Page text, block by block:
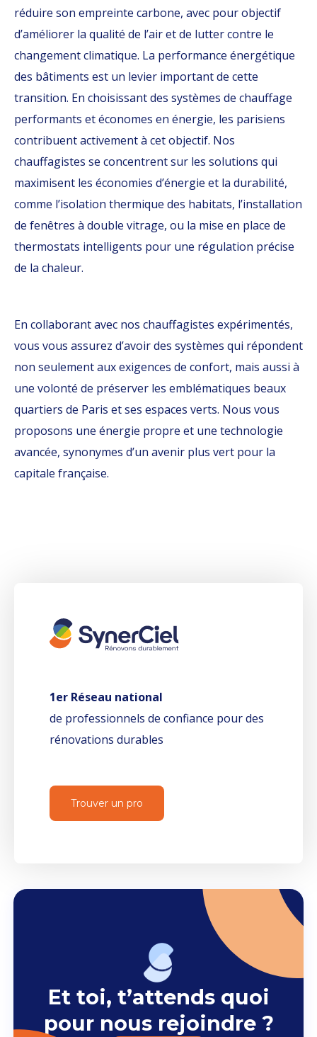
réduire son empreinte carbone, avec pour objectif
d’améliorer la qualité de l’air et de lutter contre le
changement climatique. La performance énergétique
des bâtiments est un levier important de cette
transition. En choisissant des systèmes de chauffage
performants et économes en énergie, les parisiens
contribuent activement à cet objectif. Nos
chauffagistes se concentrent sur les solutions qui
maximisent les économies d’énergie et la durabilité,
comme l’isolation thermique des habitats, l’installation
de fenêtres à double vitrage, ou la mise en place de
thermostats intelligents pour une régulation précise
de la chaleur.
En collaborant avec nos chauffagistes expérimentés,
vous vous assurez d’avoir des systèmes qui répondent
non seulement aux exigences de confort, mais aussi à
une volonté de préserver les emblématiques beaux
quartiers de Paris et ses espaces verts. Nous vous
proposons une énergie propre et une technologie
avancée, synonymes d’un avenir plus vert pour la
capitale française.
1er Réseau national
de professionnels de confiance pour des
rénovations durables
Trouver un pro
Et toi, t’attends quoi
pour nous rejoindre ?